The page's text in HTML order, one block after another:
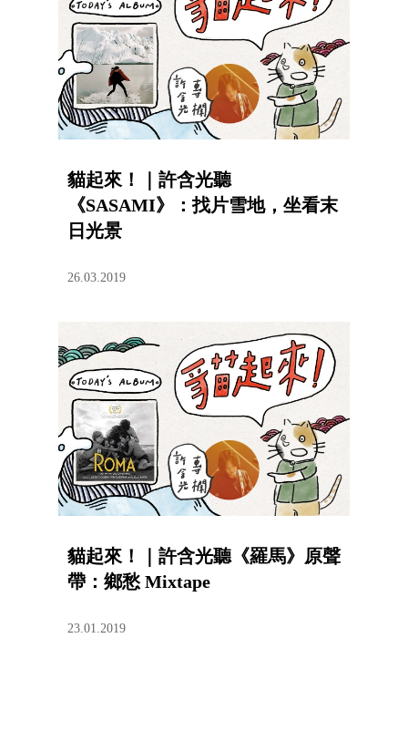
貓起來！｜許含光聽
《SASAMI》：找片雪地，坐看末
日光景
26.03.2019
貓起來！｜許含光聽《羅馬》原聲
帶：鄉愁 Mixtape
23.01.2019